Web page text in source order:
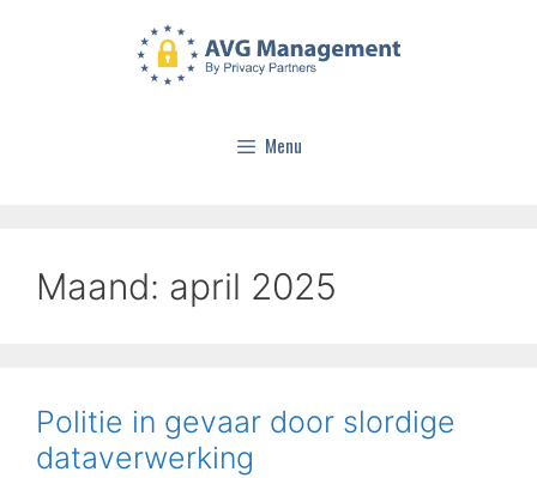
Menu
Maand: april 2025
Politie in gevaar door slordige
dataverwerking